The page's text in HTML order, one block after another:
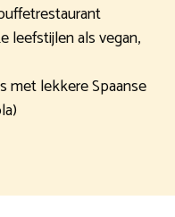
leefstijlen als vegan,
met lekkere Spaanse